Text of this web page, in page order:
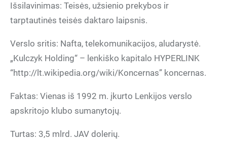
Išsilavinimas: Teisės, užsienio prekybos ir
tarptautinės teisės daktaro laipsnis.
Verslo sritis: Nafta, telekomunikacijos, aludarystė.
„Kulczyk Holding“ – lenkiško kapitalo HYPERLINK
“http://lt.wikipedia.org/wiki/Koncernas” koncernas.
Faktas: Vienas iš 1992 m. įkurto Lenkijos verslo
apskritojo klubo sumanytojų.
Turtas: 3,5 mlrd. JAV dolerių.